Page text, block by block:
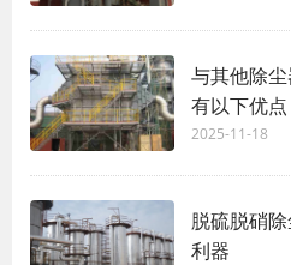
与其他除
有以下优点
2025-11-18
脱硫脱硝
利器